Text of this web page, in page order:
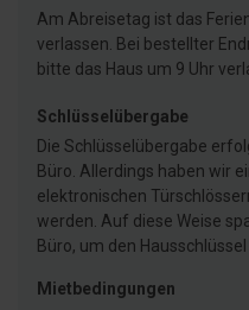
Am Abreisetag ist das
verlassen. Bei bestellter
bitte das Haus um 9 Uhr
Schlüsselübergabe
Die Schlüsselübergabe
Büro. Allerdings haben wir
elektronischen
werden. Auf diese Weise
Büro, um den
Mietbedingungen